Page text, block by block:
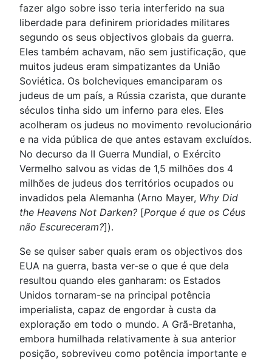
fazer algo sobre isso teria interferido na sua
liberdade para definirem prioridades militares
segundo os seus objectivos globais da guerra.
Eles também achavam, não sem justificação, que
muitos judeus eram simpatizantes da União
Soviética. Os bolcheviques emanciparam os
judeus de um país, a Rússia czarista, que durante
séculos tinha sido um inferno para eles. Eles
acolheram os judeus no movimento revolucionário
e na vida pública de que antes estavam excluídos.
No decurso da II Guerra Mundial, o Exército
Vermelho salvou as vidas de 1,5 milhões dos 4
milhões de judeus dos territórios ocupados ou
invadidos pela Alemanha (Arno Mayer, Why Did
the Heavens Not Darken? [Porque é que os Céus
não Escureceram?]).
Se se quiser saber quais eram os objectivos dos
EUA na guerra, basta ver-se o que é que dela
resultou quando eles ganharam: os Estados
Unidos tornaram-se na principal potência
imperialista, capaz de engordar à custa da
exploração em todo o mundo. A Grã-Bretanha,
embora humilhada relativamente à sua anterior
posição, sobreviveu como potência importante e